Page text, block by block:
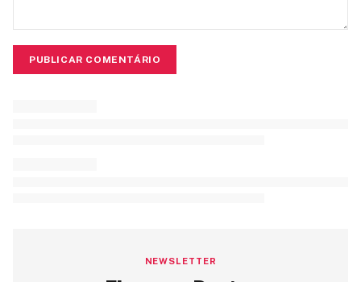
PUBLICAR COMENTÁRIO
NEWSLETTER